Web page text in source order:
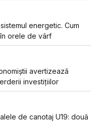
energetic. Cum
orele de vârf
avertizează
investițiilor
de canotaj U19: două